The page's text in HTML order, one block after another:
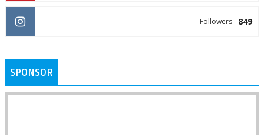
849
Followers
SPONSOR